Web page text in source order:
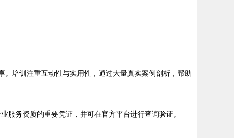
培训注重互动性与实用性，通过大量真实案例剖析，帮助
服务资质的重要凭证，并可在官方平台进行查询验证。